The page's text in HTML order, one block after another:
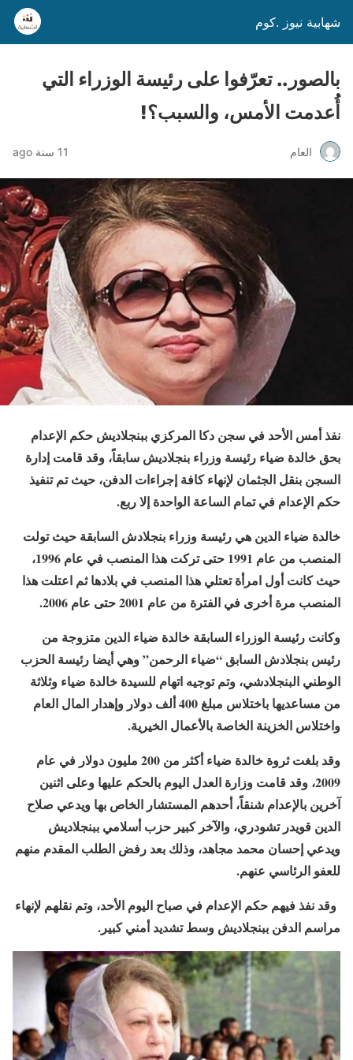
شهابية نيوز .كوم
بالصور.. تعرّفوا على رئيسة الوزراء التي
أُعدمت الأمس، والسبب؟!
العام 11 سنة ago
نفذ أمس الأحد في سجن دكا المركزي ببنجلاديش حكم الإعدام
بحق خالدة ضياء رئيسة وزراء بنجلاديش سابقاً، وقد قامت إدارة
السجن بنقل الجثمان لإنهاء كافة إجراءات الدفن، حيث تم تنفيذ
حكم الإعدام في تمام الساعة الواحدة إلا ربع.
خالدة ضياء الدين هي رئيسة وزراء بنجلادش السابقة حيث تولت
المنصب من عام 1991 حتى تركت هذا المنصب في عام 1996،
حيث كانت أول امرأة تعتلي هذا المنصب في بلادها ثم اعتلت هذا
المنصب مرة أخرى في الفترة من عام 2001 حتى عام 2006.
وكانت رئيسة الوزراء السابقة خالدة ضياء الدين متزوجة من
رئيس بنجلادش السابق “ضياء الرحمن” وهي أيضا رئيسة الحزب
الوطني البنجلادشي، وتم توجيه اتهام للسيدة خالدة ضياء وثلاثة
من مساعديها باختلاس مبلغ 400 ألف دولار وإهدار المال العام
واختلاس الخزينة الخاصة بالأعمال الخيرية.
وقد بلغت ثروة خالدة ضياء أكثر من 200 مليون دولار في عام
2009، وقد قامت وزارة العدل اليوم بالحكم عليها وعلى اثنين
آخرين بالإعدام شنقاً، أحدهم المستشار الخاص بها ويدعي صلاح
الدين قويدر تشودري، والآخر كبير حزب أسلامي ببنجلاديش
ويدعي إحسان محمد مجاهد، وذلك بعد رفض الطلب المقدم منهم
للعفو الرئاسي عنهم.
وقد نفذ فيهم حكم الإعدام في صباح اليوم الأحد، وتم نقلهم لإنهاء
مراسم الدفن ببنجلاديش وسط تشديد أمني كبير.